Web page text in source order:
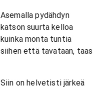
Asemalla pydähdyn
katson suurta kelloa
kuinka monta tuntia
siihen että tavataan, taas
Siin on helvetisti järkeä